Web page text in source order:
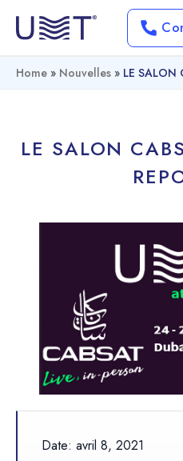
Home » Nouvelles » LE SALON
LE SALON
Date: avril 8, 2021